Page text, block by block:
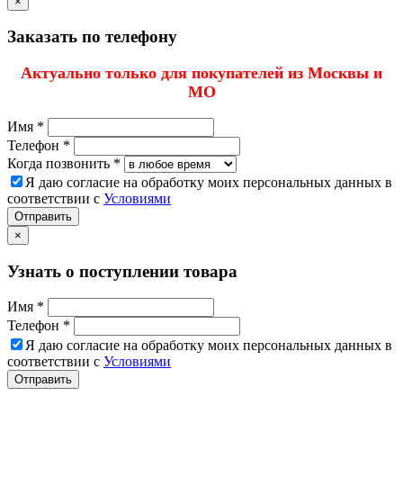
Заказать по телефону
Актуально только для покупателей из Москвы и
МО
Имя *
Телефон *
Когда позвонить *
Я даю согласие на обработку моих персональных данных в
соответствии с Условиями
Отправить
×
Узнать о поступлении товара
Имя *
Телефон *
Я даю согласие на обработку моих персональных данных в
соответствии с Условиями
Отправить